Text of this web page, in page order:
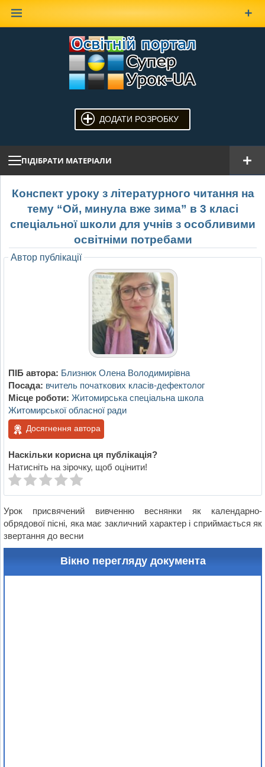
ДОДАТИ РОЗРОБКУ
ПІДІБРАТИ МАТЕРІАЛИ
Конспект уроку з літературного читання на
тему “Ой, минула вже зима” в 3 класі
спеціальної школи для учнів з особливими
освітніми потребами
Автор публікації
ПІБ автора: Близнюк Олена Володимирівна
Посада: вчитель початкових класів-дефектолог
Місце роботи: Житомирська спеціальна школа
Житомирської обласної ради
Досягнення автора
Наскільки корисна ця публікація?
Натисніть на зірочку, щоб оцінити!
Урок присвячений вивченню веснянки як календарно-
обрядової пісні, яка має закличний характер і сприймається як
звертання до весни
Вікно перегляду документа